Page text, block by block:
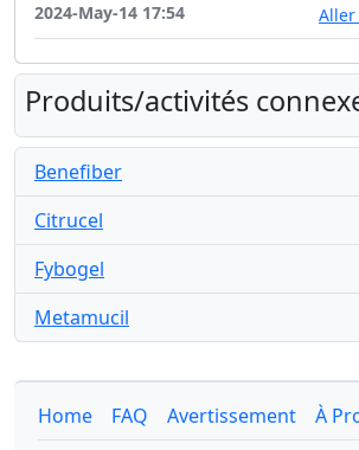
2024-May-14 17:54
Produits/activités
Benefiber
Citrucel
Fybogel
Metamucil
Home FAQ Avertissement À